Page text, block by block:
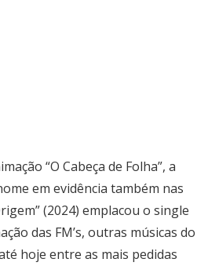
“O Cabeça de Folha”, a
em evidência também nas
(2024) emplacou o single
das FM’s, outras músicas do
hoje entre as mais pedidas